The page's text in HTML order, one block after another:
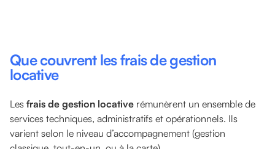
Que couvrent les frais de gestion
locative
Les frais de gestion locative rémunèrent un ensemble de
services techniques, administratifs et opérationnels. Ils
varient selon le niveau d’accompagnement (gestion